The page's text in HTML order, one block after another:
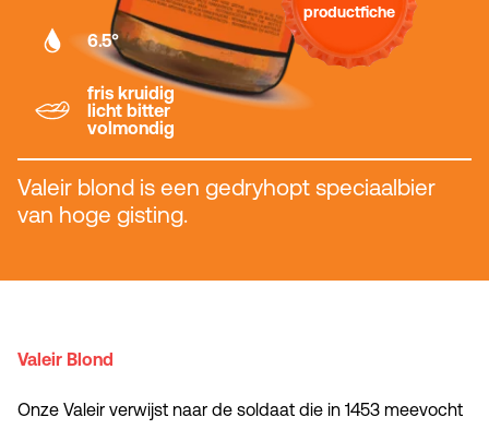
productfiche
6.5°
fris kruidig
licht bitter
volmondig
Valeir blond is een gedryhopt speciaalbier
van hoge gisting.
Valeir Blond
Onze Valeir verwijst naar de soldaat die in 1453 meevocht